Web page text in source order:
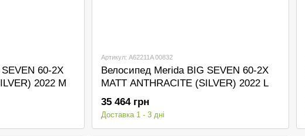
60-2X
2022 M
Артикул: A62211A 00832
Велосипед Merida BIG SEVEN 60-2X
MATT ANTHRACITE (SILVER) 2022 L
35 464 грн
Доставка 1 - 3 дні